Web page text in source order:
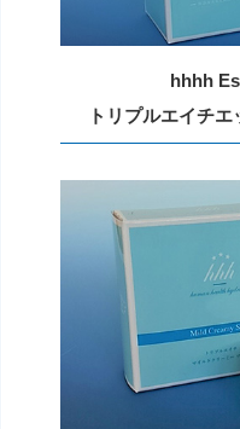
hhhh
トリプルエイチ